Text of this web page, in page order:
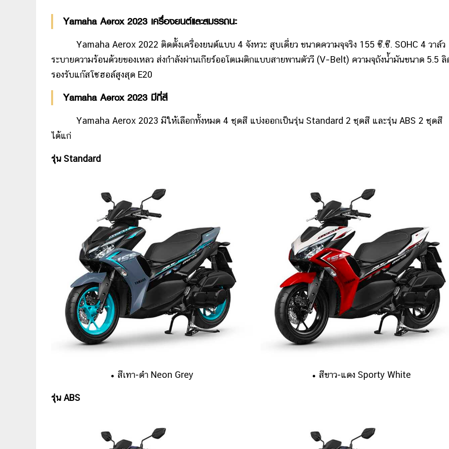
Yamaha Aerox 2023 เครื่องยนต์และสมรรถนะ
Yamaha Aerox 2022 ติดตั้งเครื่องยนต์แบบ 4 จังหวะ สูบเดี่ยว ขนาดความจุจริง 155 ซี.ซี. SOHC 4 วาล์ว
ระบายความร้อนด้วยของเหลว ส่งกำลังผ่านเกียร์ออโตเมติกแบบสายพานตัววี (V–Belt) ความจุถังน้ำมันขนาด 5.5 ลิ
รองรับแก๊สโซฮอล์สูงสุด E20
Yamaha Aerox 2023 มีกี่สี
Yamaha Aerox 2023 มีให้เลือกทั้งหมด 4 ชุดสี แบ่งออกเป็นรุ่น Standard 2 ชุดสี และรุ่น ABS 2 ชุดสี
ได้แก่
รุ่น Standard
• สีเทา-ดำ Neon Grey • สีขาว-แดง Sporty White
รุ่น ABS